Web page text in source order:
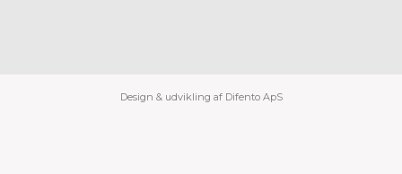
Design & udvikling af Difento ApS